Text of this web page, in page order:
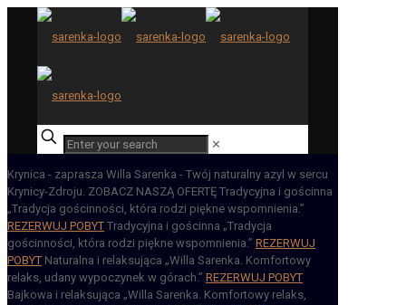
✕
Krynica - zaprasza Willa Sarenka - Twój naturalny azyl w sercu
Krynicy-Zdroju. ZOBACZ NASZĄ OFERTĘ Tradycyjna i gościnna
„Tradycja gościnności, która rodzi piękne wspomnienia.”
REZERWUJ POBYT Tradycyjna i gościnna „Tradycja
gościnności, która rodzi piękne wspomnienia.” REZERWUJ
POBYT Naturalna i relaksująca „Willa Sarenka. Komfortowy
relaks, udany wypoczynek w górach.” REZERWUJ POBYT
Bajkowa i relaksująca „Willa Sarenka. Komfortowy relaks,